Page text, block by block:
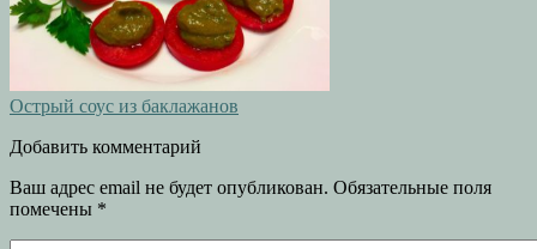
Острый соус из баклажанов
Добавить комментарий
Ваш адрес email не будет опубликован. Обязательные поля
помечены *